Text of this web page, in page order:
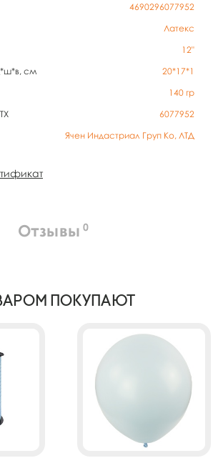
4690296077952
Латекс
12"
см
20*17*1
140 гр
6077952
Ячен Индастриал Груп Ко, ЛТД
Отзывы 0
покупают